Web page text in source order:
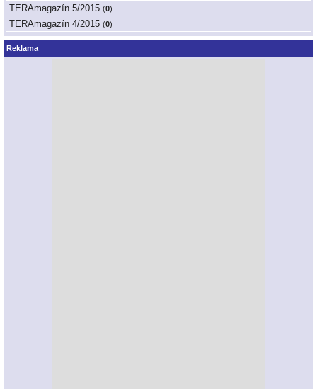
TERAmagazín 5/2015 (0)
TERAmagazín 4/2015 (0)
Reklama